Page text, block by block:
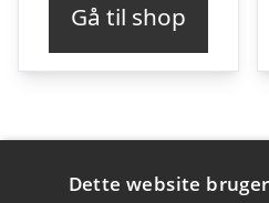
Gå til shop
Varekategorier
Dette website